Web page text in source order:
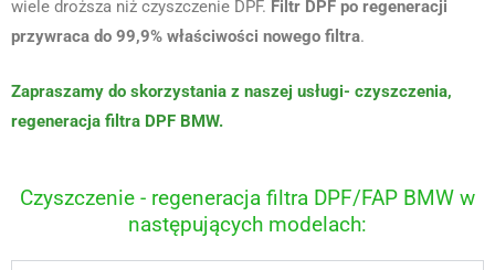
wiele droższa niż czyszczenie DPF. Filtr DPF po regeneracji
przywraca do 99,9% właściwości nowego filtra.
Zapraszamy do skorzystania z naszej usługi- czyszczenia,
regeneracja filtra DPF BMW.
Czyszczenie - regeneracja filtra DPF/FAP BMW w
następujących modelach: